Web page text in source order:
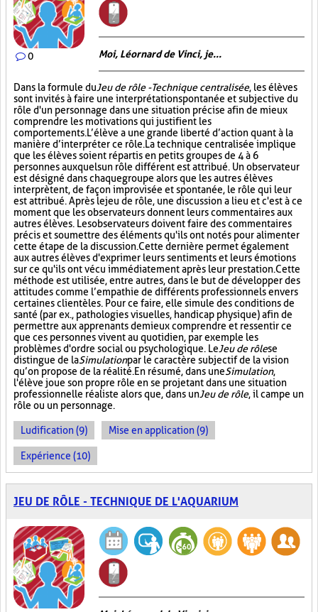
0 Moi, Léornard de Vinci, je...
Dans la formule duJeu de rôle - Technique centralisée, les élèves
sont invités à faire une interprétation spontanée et subjective du
rôle d'un personnage dans une situation précise afin de mieux
comprendre les motivations qui justifient les
comportements. L’élève a une grande liberté d’action quant à la
manière d’interpréter ce rôle. La technique centralisée implique
que les élèves soient répartis en petits groupes de 4 à 6
personnes auxquels un rôle différent est attribué. Un observateur
est désigné dans chaque groupe alors que les autres élèves
interprètent, de façon improvisée et spontanée, le rôle qui leur
est attribué. Après le jeu de rôle, une discussion a lieu et c'est à ce
moment que les observateurs donnent leurs commentaires aux
autres élèves. Les observateurs doivent faire des commentaires
précis et soumettre des éléments qu'ils ont notés pour alimenter
cette étape de la discussion. Cette dernière permet également
aux autres élèves d'exprimer leurs sentiments et leurs émotions
sur ce qu'ils ont vécu immédiatement après leur prestation. Cette
méthode est utilisée, entre autres, dans le but de développer des
attitudes comme l’empathie de différents professionnels envers
certaines clientèles. Pour ce faire, elle simule des conditions de
santé (par ex., pathologies visuelles, handicap physique) afin de
permettre aux apprenants de mieux comprendre et ressentir ce
que ces personnes vivent au quotidien, par exemple les
problèmes d'ordre social ou psychologique. LeJeu de rôlese
distingue de laSimulationpar le caractère subjectif de la vision
qu’on propose de la réalité. En résumé, dans uneSimulation,
l'élève joue son propre rôle en se projetant dans une situation
professionnelle réaliste alors que, dans unJeu de rôle, il campe un
rôle ou un personnage.
Ludification (9) Mise en application (9)
Expérience (10)
JEU DE RÔLE - TECHNIQUE DE L'AQUARIUM